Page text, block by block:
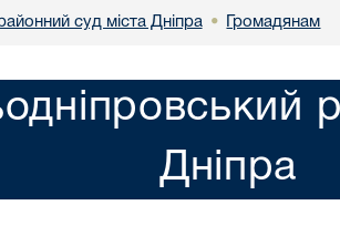
суд міста Дніпра • Громадянам
Дніпра